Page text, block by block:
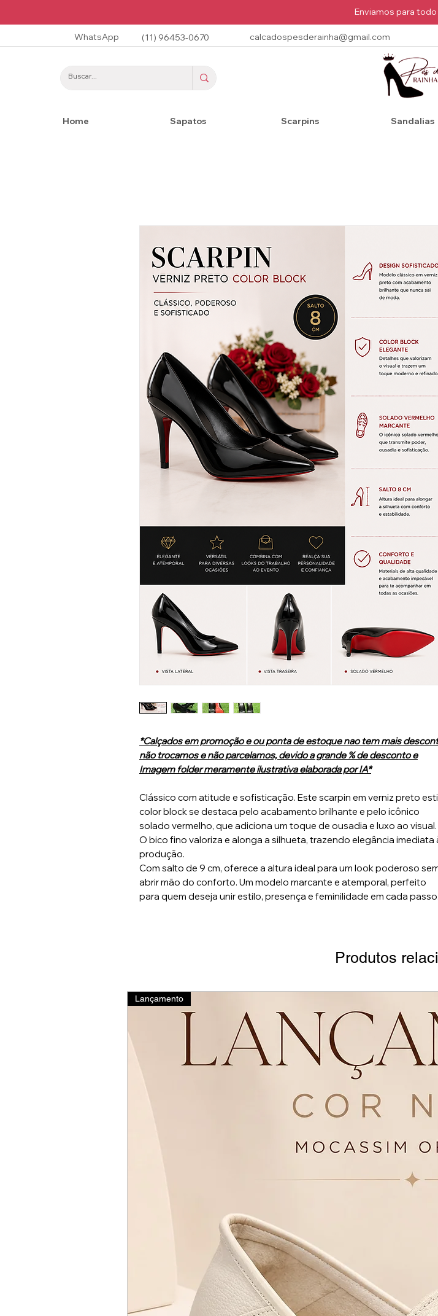
Enviamos para todo
WhatsApp (11) 96453-0670 calcadospesderainha@gmail.com
Home Sapatos Scarpins Sandalias
*Calçados em promoção e ou ponta de estoque nao tem mais
não trocamos e não parcelamos, devido a grande % de desconto e
Imagem folder meramente ilustrativa elaborada por IA*
Clássico com atitude e sofisticação. Este scarpin em verniz preto
color block se destaca pelo acabamento brilhante e pelo icônico
solado vermelho, que adiciona um toque de ousadia e luxo ao visual.
O bico fino valoriza e alonga a silhueta, trazendo elegância imediata
produção.
Com salto de 9 cm, oferece a altura ideal para um look poderoso
abrir mão do conforto. Um modelo marcante e atemporal, perfeito
para quem deseja unir estilo, presença e feminilidade em cada passo.
Produtos
Lançamento